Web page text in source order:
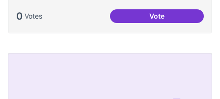
0 Votes VotePassejades